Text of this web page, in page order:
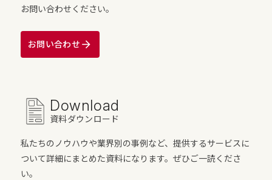
お問い合わせください。
お問い合わせ
Download
資料ダウンロード
私たちのノウハウや業界別の事例など、提供するサービスに
ついて詳細にまとめた資料になります。ぜひご一読くださ
い。